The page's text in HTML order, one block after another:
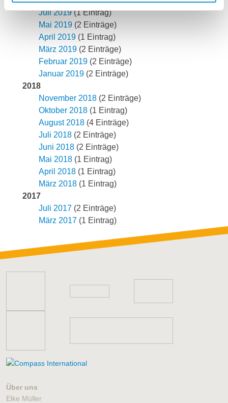
Juli 2019(1 Eintrag)
Mai 2019 (2 Einträge)
April 2019 (1 Eintrag)
März 2019 (2 Einträge)
Februar 2019 (2 Einträge)
Januar 2019 (2 Einträge)
2018
November 2018 (2 Einträge)
Oktober 2018 (1 Eintrag)
August 2018 (4 Einträge)
Juli 2018 (2 Einträge)
Juni 2018 (2 Einträge)
Mai 2018 (1 Eintrag)
April 2018 (1 Eintrag)
März 2018 (1 Eintrag)
2017
Juli 2017 (2 Einträge)
März 2017 (1 Eintrag)
Über uns
Elke Müller